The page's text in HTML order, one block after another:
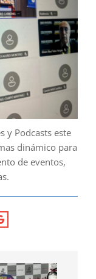
y Podcasts este
dinámico para
de eventos,